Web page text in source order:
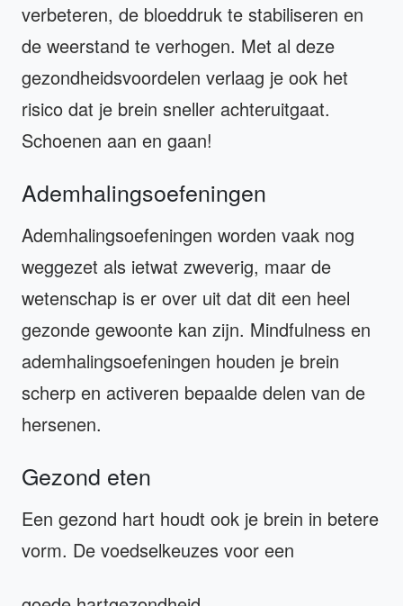
verbeteren, de bloeddruk te stabiliseren en
de weerstand te verhogen. Met al deze
gezondheidsvoordelen verlaag je ook het
risico dat je brein sneller achteruitgaat.
Schoenen aan en gaan!
Ademhalingsoefeningen
Ademhalingsoefeningen worden vaak nog
weggezet als ietwat zweverig, maar de
wetenschap is er over uit dat dit een heel
gezonde gewoonte kan zijn. Mindfulness en
ademhalingsoefeningen houden je brein
scherp en activeren bepaalde delen van de
hersenen.
Gezond eten
Een gezond hart houdt ook je brein in betere
vorm. De voedselkeuzes voor een